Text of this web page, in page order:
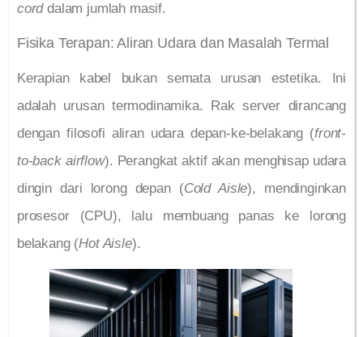
corddalam jumlah masif.
Fisika Terapan: Aliran Udara dan Masalah Termal
Kerapian kabel bukan semata urusan estetika. Ini
adalah urusan termodinamika. Rak server dirancang
dengan filosofi aliran udara depan-ke-belakang (front-
to-back airflow). Perangkat aktif akan menghisap udara
dingin dari lorong depan (Cold Aisle), mendinginkan
prosesor (CPU), lalu membuang panas ke lorong
belakang (Hot Aisle).